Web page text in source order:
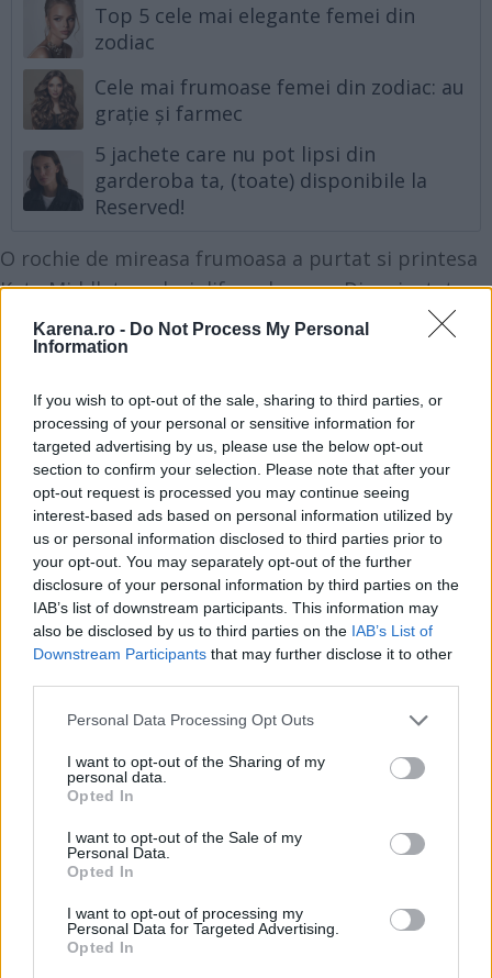
Karena.ro - Do Not Process My Personal
Information
If you wish to opt-out of the sale, sharing to third parties, or
processing of your personal or sensitive information for
targeted advertising by us, please use the below opt-out
section to confirm your selection. Please note that after your
opt-out request is processed you may continue seeing
interest-based ads based on personal information utilized by
us or personal information disclosed to third parties prior to
your opt-out. You may separately opt-out of the further
disclosure of your personal information by third parties on the
IAB’s list of downstream participants. This information may
also be disclosed by us to third parties on the IAB’s List of
Downstream Participants that may further disclose it to other
Please note that this website/app uses one or more Google
not limited to your visit or usage behaviour. You may click to
grant or deny consent to Google and its third-party tags to
use your data for below specified purposes in below Google
consent section.
Personal Data Processing Opt Outs
I want to opt-out of the Sharing of my
personal data.
Opted In
I want to opt-out of the Sale of my
Personal Data.
Opted In
I want to opt-out of processing my
Personal Data for Targeted Advertising.
Opted In
Top 5 cele mai elegante femei din
zodiac
Cele mai frumoase femei din zodiac: au
grație și farmec
5 jachete care nu pot lipsi din
garderoba ta, (toate) disponibile la
Reserved!
O rochie de mireasa frumoasa a purtat si printesa
Kate Middleton, desi difera de cea a Dianei, atat
prin design, cat si prinalegerea materialului .
Ambele printese au optat pentru o rochii decente,
din dantela a casei Alexander McQueen, tot cu
maneci lungi, dar stranse pe corp si, mentinand
traditia demna de orice printesa, a purtat o trena
de peste doi metri.
Desi nu au acelasi rang ca autenticele printese
Diana si Kate,Katie Holmes, sotia lui Tom Cruise,
Ivanka Trump, fiica lui Donald Trump si vedeta de
televiziuneKim Kardashianau ales totrochii de
Katie Holmes a ales o rochie de mireasa
cu umerii
goi, imbogatita cu cristale Swarovski, broderii din
dantela si o trena lunga, specifica acestui gen de
rupta din basme, actrita a purtat un voal lung ce a
adaugat cativa centimetri in plus trenei.